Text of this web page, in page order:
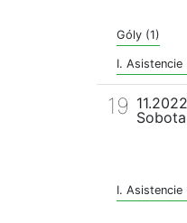
Góly (1)
I. Asistencie
19 11.2022
Sobota
I. Asistencie